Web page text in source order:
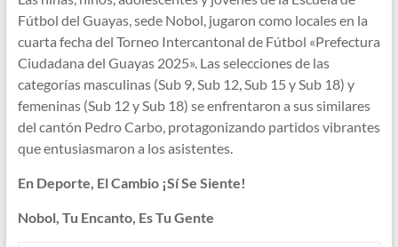
Fútbol del Guayas, sede Nobol, jugaron como locales en la
cuarta fecha del Torneo Intercantonal de Fútbol «Prefectura
Ciudadana del Guayas 2025». Las selecciones de las
categorías masculinas (Sub 9, Sub 12, Sub 15 y Sub 18) y
femeninas (Sub 12 y Sub 18) se enfrentaron a sus similares
del cantón Pedro Carbo, protagonizando partidos vibrantes
que entusiasmaron a los asistentes.
En Deporte, El Cambio ¡Sí Se Siente!
Nobol, Tu Encanto, Es Tu Gente